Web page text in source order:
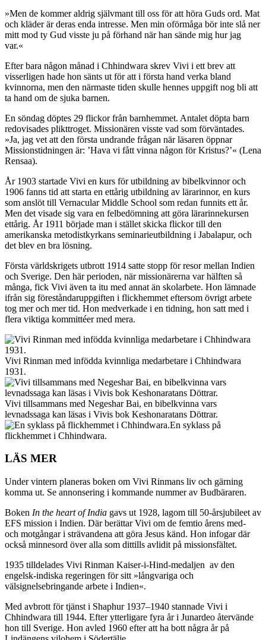
»Men de kommer aldrig självmant till oss för att höra Guds ord. Mat
och kläder är deras enda intresse. Men min oförmåga bör inte slå ner
mitt mod ty Gud visste ju på förhand när han sände mig hur jag
var.«
Efter bara någon månad i Chhindwara skrev Vivi i ett brev att
visserligen hade hon sänts ut för att i första hand verka bland
kvinnorna, men den närmaste tiden skulle hennes uppgift nog bli att
ta hand om de sjuka barnen.
En söndag döptes 29 flickor från barnhemmet. Antalet döpta barn
redovisades plikttroget. Missionären visste vad som förväntades.
»Ja, jag vet att den första undrande frågan när läsaren öppnar
Missionstidningen är: ’Hava vi fått vinna någon för Kristus?’« (Lena
Rensaa).
År 1903 startade Vivi en kurs för utbildning av bibelkvinnor och
1906 fanns tid att starta en ettårig utbildning av lärarinnor, en kurs
som anslöt till Vernacular Middle School som redan funnits ett år.
Men det visade sig vara en felbedömning att göra lärarinnekursen
ettårig. År 1911 började man i stället skicka flickor till den
amerikanska metodistkyrkans seminarieutbildning i Jabalapur, och
det blev en bra lösning.
Första världskrigets utbrott 1914 satte stopp för resor mellan Indien
och Sverige. Den här perioden, när missionärerna var hälften så
många, fick Vivi även ta itu med annat än skolarbete. Hon lämnade
ifrån sig föreståndaruppgiften i flickhemmet eftersom övrigt arbete
tog mer och mer tid. Hon medverkade i en tidning, hon satt med i
flera viktiga kommittéer med mera.
Vivi Rinman med infödda kvinnliga medarbetare i Chhindwara
1931.
Vivi tillsammans med Negeshar Bai, en bibelkvinna vars
levnadssaga kan läsas i Vivis bok Keshonaratans Döttrar.
En syklass på
flickhemmet i Chhindwara.
LÄS MER
Under vintern planeras boken om Vivi Rinmans liv och gärning
komma ut. Se annonsering i kommande nummer av Budbäraren.
Boken In the heart of India gavs ut 1928, lagom till 50-årsjubileet av
EFS mission i Indien. Där berättar Vivi om de femtio årens med-
och motgångar i strävandena att göra Jesus känd. Hon infogar där
också minnesord över alla som dittills avlidit på missionsfältet.
1935 tilldelades Vivi Rinman Kaiser-i-Hind-medaljen av den
engelsk-indiska regeringen för sitt »långvariga och
välsignelsebringande arbete i Indien«.
Med avbrott för tjänst i Shaphur 1937–1940 stannade Vivi i
Chhindwara till 1944. Efter ytterligare fyra år i Junardeo återvände
hon till Sverige. Hon avled 1960 efter att ha bott några år på